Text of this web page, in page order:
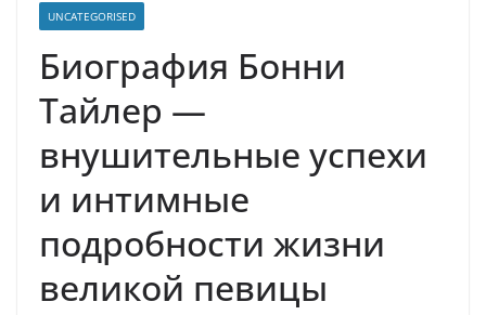
UNCATEGORISED
Биография Бонни
Тайлер —
внушительные успехи
и интимные
подробности жизни
великой певицы